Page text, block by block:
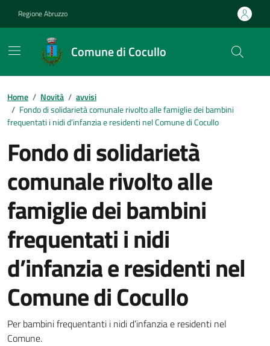
Regione Abruzzo
Comune di Cocullo
Contenuti in evidenza
Home / Novità / avvisi
/ Fondo di solidarietà comunale rivolto alle famiglie dei bambini
frequentati i nidi d’infanzia e residenti nel Comune di Cocullo
Fondo di solidarietà
comunale rivolto alle
famiglie dei bambini
frequentati i nidi
d’infanzia e residenti nel
Comune di Cocullo
Dettagli della notizia
Per bambini frequentanti i nidi d’infanzia e residenti nel
Comune.